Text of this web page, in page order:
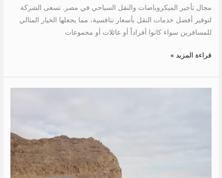
مجال تأجير الميكروباصات والنقل السياحي في مصر. تسعى الشركة
لتوفير أفضل خدمات النقل بأسعار تنافسية، مما يجعلها الخيار المثالي
للمسافرين سواء كانوا أفراداً أو عائلات أو مجموعات
قراءة المزيد »